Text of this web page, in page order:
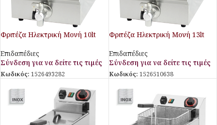
Φριτέζα Ηλεκτρική Μονή 10lt
Επιδαπέδιες
Σύνδεση για να δείτε τις τιμές
Κωδικός: 1526493282
Φριτέζα Ηλεκτρική Μονή 13lt
Επιδαπέδιες
Σύνδεση για να δείτε τις τιμές
Κωδικός: 1526510638